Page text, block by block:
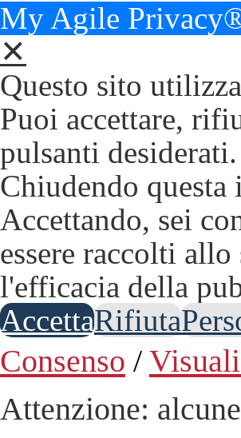
My Agile
✕
Questo sito
Puoi accettare,
pulsanti desiderati.
Chiudendo
Accettando, sei
essere raccolti
l'efficacia della
AccettaRifiuta
Consenso /
Attenzione: